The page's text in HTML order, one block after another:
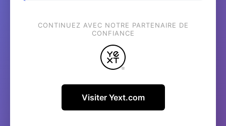
CONTINUEZ AVEC NOTRE PARTENAIRE DE
CONFIANCE
Visiter Yext.com